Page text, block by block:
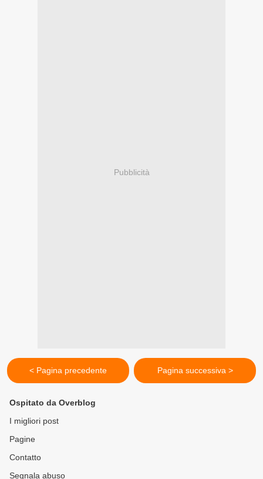
Pubblicità
< Pagina precedente Pagina successiva >
Ospitato da Overblog
I migliori post
Pagine
Contatto
Segnala abuso